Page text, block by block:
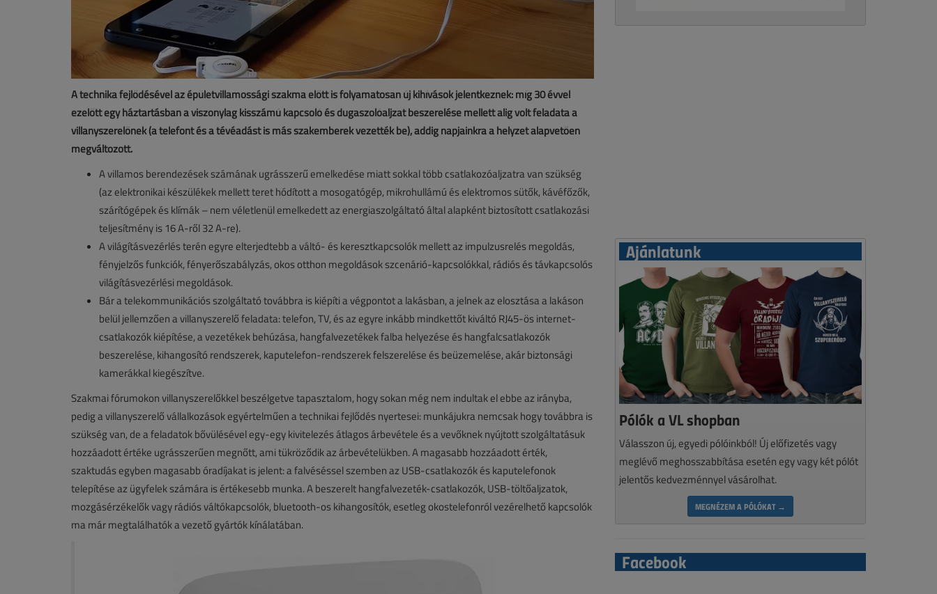
A technika fejlődésével az épületvillamossági szakma előtt is folyamatosan új kihívások jelentkeznek: míg 30 évvel
ezelőtt egy háztartásban a viszonylag kisszámú kapcsoló és dugaszolóaljzat beszerelése mellett alig volt feladata a
villanyszerelőnek (a telefont és a tévéadást is más szakemberek vezették be), addig napjainkra a helyzet alapvetően
megváltozott.
A villamos berendezések számának ugrásszerű emelkedése miatt sokkal több csatlakozóaljzatra van szükség
(az elektronikai készülékek mellett teret hódított a mosogatógép, mikrohullámú és elektromos sütők, kávéfőzők,
szárítógépek és klímák – nem véletlenül emelkedett az energiaszolgáltató által alapként biztosított csatlakozási
teljesítmény is 16 A-ről 32 A-re).
A világításvezérlés terén egyre elterjedtebb a váltó- és keresztkapcsolók mellett az impulzusrelés megoldás,
fényjelzős funkciók, fényerőszabályzás, okos otthon megoldások szcenárió-kapcsolókkal, rádiós és távkapcsolós
világításvezérlési megoldások.
Bár a telekommunikációs szolgáltató továbbra is kiépíti a végpontot a lakásban, a jelnek az elosztása a lakáson
belül jellemzően a villanyszerelő feladata: telefon, TV, és az egyre inkább mindkettőt kiváltó RJ45-ös internet-
csatlakozók kiépítése, a vezetékek behúzása, hangfalvezetékek falba helyezése és hangfalcsatlakozók
beszerelése, kihangosító rendszerek, kaputelefon-rendszerek felszerelése és beüzemelése, akár biztonsági
kamerákkal kiegészítve.
Szakmai fórumokon villanyszerelőkkel beszélgetve tapasztalom, hogy sokan még nem indultak el ebbe az irányba,
pedig a villanyszerelő vállalkozások egyértelműen a technikai fejlődés nyertesei: munkájukra nemcsak hogy továbbra is
szükség van, de a feladatok bővülésével egy-egy kivitelezés átlagos árbevétele és a vevőknek nyújtott szolgáltatásuk
hozzáadott értéke ugrásszerűen megnőtt, ami tükröződik az árbevételükben. A magasabb hozzáadott érték,
szaktudás egyben magasabb óradíjakat is jelent: a falvéséssel szemben az USB-csatlakozók és kaputelefonok
telepítése az ügyfelek számára is értékesebb munka. A beszerelt hangfalvezeték-csatlakozók, USB-töltőaljzatok,
mozgásérzékelők vagy rádiós váltókapcsolók, bluetooth-os kihangosítók, esetleg okostelefonról vezérelhető kapcsolók
ma már megtalálhatók a vezető gyártók kínálatában.
Ajánlatunk
Pólók a VL shopban
Válasszon új, egyedi pólóinkból! Új előfizetés vagy
meglévő meghosszabbítása esetén egy vagy két pólót
jelentős kedvezménnyel vásárolhat.
MEGNÉZEM A PÓLÓKAT →
Facebook